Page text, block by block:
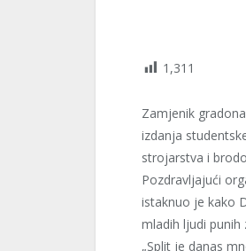
1,311
Zamjenik
izdanja
strojarstva i
Pozdravljajući
istaknuo je kako
mladih ljudi punih
„Split je danas